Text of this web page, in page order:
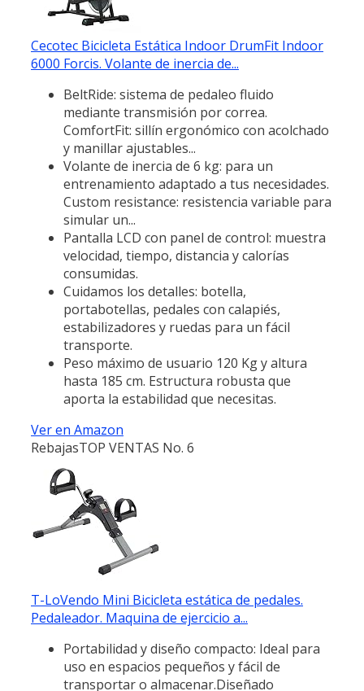
Cecotec Bicicleta Estática Indoor DrumFit Indoor
6000 Forcis. Volante de inercia de...
BeltRide: sistema de pedaleo fluido
mediante transmisión por correa.
ComfortFit: sillín ergonómico con acolchado
y manillar ajustables...
Volante de inercia de 6 kg: para un
entrenamiento adaptado a tus necesidades.
Custom resistance: resistencia variable para
simular un...
Pantalla LCD con panel de control: muestra
velocidad, tiempo, distancia y calorías
consumidas.
Cuidamos los detalles: botella,
portabotellas, pedales con calapiés,
estabilizadores y ruedas para un fácil
transporte.
Peso máximo de usuario 120 Kg y altura
hasta 185 cm. Estructura robusta que
aporta la estabilidad que necesitas.
Ver en Amazon
RebajasTOP VENTAS No. 6
T-LoVendo Mini Bicicleta estática de pedales.
Pedaleador. Maquina de ejercicio a...
Portabilidad y diseño compacto: Ideal para
uso en espacios pequeños y fácil de
transportar o almacenar.Diseñado